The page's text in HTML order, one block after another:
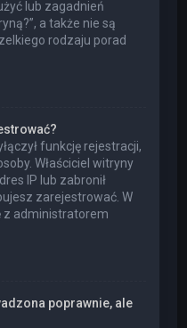
lub zagadnień
a także nie są
rodzaju porad
funkcję rejestracji,
Właściciel witryny
IP lub zabronił
zarejestrować. W
z administratorem
poprawnie, ale